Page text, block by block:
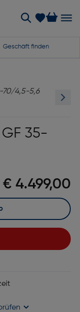
Geschäft finden
GF 35-
€ 4.499,00